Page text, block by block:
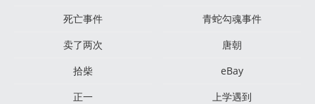
死亡事件
青蛇勾魂事件
卖了两次
唐朝
拾柴
eBay
正一
上学遇到